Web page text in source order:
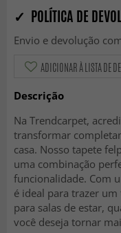
✓ POLÍTICA DE
Envio e devolução
ADICIONAR À LISTA DE
Descrição
Na Trendcarpet,
transformar
casa. Nosso tapete
uma combinação
funcionalidade. Com
é ideal para trazer
para salas de estar,
você deseja tornar